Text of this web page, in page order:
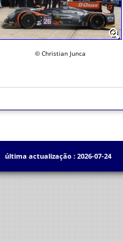
© Christian Junca
última actualização : 2026-07-24